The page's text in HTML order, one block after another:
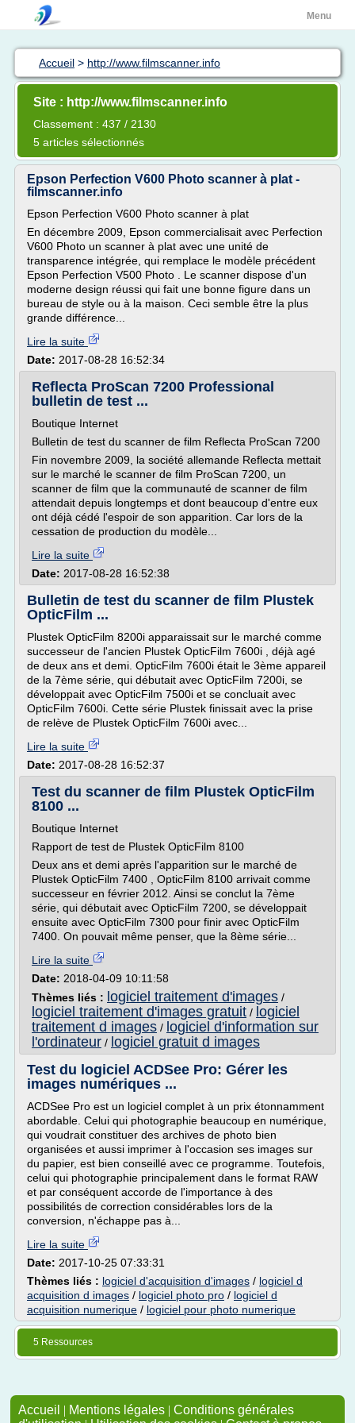
Menu
Accueil > http://www.filmscanner.info
Site : http://www.filmscanner.info
Classement : 437 / 2130
5 articles sélectionnés
Epson Perfection V600 Photo scanner à plat -
filmscanner.info
Epson Perfection V600 Photo scanner à plat
En décembre 2009, Epson commercialisait avec Perfection
V600 Photo un scanner à plat avec une unité de
transparence intégrée, qui remplace le modèle précédent
Epson Perfection V500 Photo . Le scanner dispose d'un
moderne design réussi qui fait une bonne figure dans un
bureau de style ou à la maison. Ceci semble être la plus
grande différence...
Lire la suite
Date: 2017-08-28 16:52:34
Reflecta ProScan 7200 Professional
bulletin de test ...
Boutique Internet
Bulletin de test du scanner de film Reflecta ProScan 7200
Fin novembre 2009, la société allemande Reflecta mettait
sur le marché le scanner de film ProScan 7200, un
scanner de film que la communauté de scanner de film
attendait depuis longtemps et dont beaucoup d'entre eux
ont déjà cédé l'espoir de son apparition. Car lors de la
cessation de production du modèle...
Lire la suite
Date: 2017-08-28 16:52:38
Bulletin de test du scanner de film Plustek
OpticFilm ...
Plustek OpticFilm 8200i apparaissait sur le marché comme
successeur de l'ancien Plustek OpticFilm 7600i , déjà agé
de deux ans et demi. OpticFilm 7600i était le 3ème appareil
de la 7ème série, qui débutait avec OpticFilm 7200i, se
développait avec OpticFilm 7500i et se concluait avec
OpticFilm 7600i. Cette série Plustek finissait avec la prise
de relève de Plustek OpticFilm 7600i avec...
Lire la suite
Date: 2017-08-28 16:52:37
Test du scanner de film Plustek OpticFilm
8100 ...
Boutique Internet
Rapport de test de Plustek OpticFilm 8100
Deux ans et demi après l'apparition sur le marché de
Plustek OpticFilm 7400 , OpticFilm 8100 arrivait comme
successeur en février 2012. Ainsi se conclut la 7ème
série, qui débutait avec OpticFilm 7200, se développait
ensuite avec OpticFilm 7300 pour finir avec OpticFilm
7400. On pouvait même penser, que la 8ème série...
Lire la suite
Date: 2018-04-09 10:11:58
Thèmes liés : logiciel traitement d'images /
logiciel traitement d'images gratuit / logiciel
traitement d images / logiciel d'information sur
l'ordinateur / logiciel gratuit d images
Test du logiciel ACDSee Pro: Gérer les
images numériques ...
ACDSee Pro est un logiciel complet à un prix étonnamment
abordable. Celui qui photographie beaucoup en numérique,
qui voudrait constituer des archives de photo bien
organisées et aussi imprimer à l'occasion ses images sur
du papier, est bien conseillé avec ce programme. Toutefois,
celui qui photographie principalement dans le format RAW
et par conséquent accorde de l'importance à des
possibilités de correction considérables lors de la
conversion, n'échappe pas à...
Lire la suite
Date: 2017-10-25 07:33:31
Thèmes liés : logiciel d'acquisition d'images / logiciel d
acquisition d images / logiciel photo pro / logiciel d
acquisition numerique / logiciel pour photo numerique
5 Ressources
Accueil | Mentions légales | Conditions générales